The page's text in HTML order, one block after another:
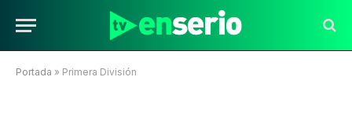
Portada » Primera División